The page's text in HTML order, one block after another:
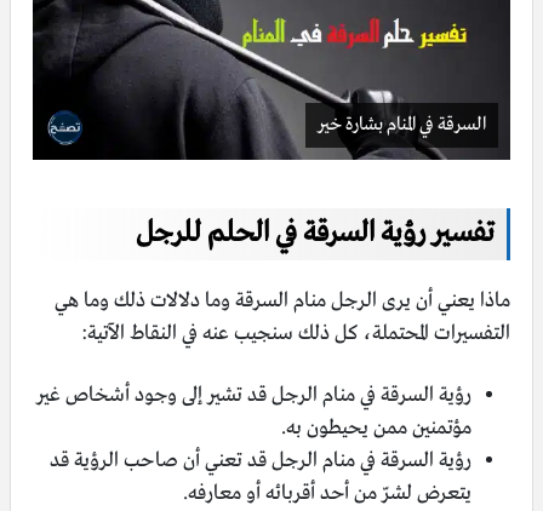
السرقة في المنام بشارة خير
تفسير رؤية السرقة في الحلم للرجل
ماذا يعني أن يرى الرجل منام السرقة وما دلالات ذلك وما هي
التفسيرات المحتملة، كل ذلك سنجيب عنه في النقاط الآتية:
رؤية السرقة في منام الرجل قد تشير إلى وجود أشخاص غير
مؤتمنين ممن يحيطون به.
رؤية السرقة في منام الرجل قد تعني أن صاحب الرؤية قد
يتعرض لشرّ من أحد أقربائه أو معارفه.